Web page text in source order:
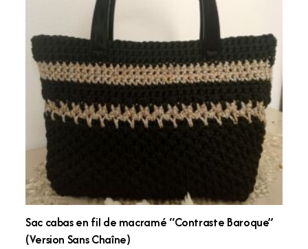
Sac cabas en fil de macramé “Contraste Baroque”
(Version Sans Chaîne)